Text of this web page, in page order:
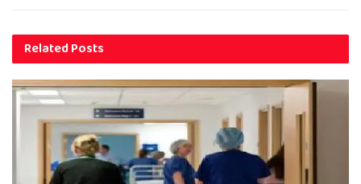
RelatedPosts